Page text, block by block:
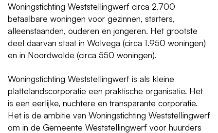
Woningstichting Weststellingwerf circa 2.700
betaalbare woningen voor gezinnen, starters,
alleenstaanden, ouderen en jongeren. Het grootste
deel daarvan staat in Wolvega (circa 1.950 woningen)
en in Noordwolde (circa 550 woningen).
Woningstichting Weststellingwerf is als kleine
plattelandscorporatie een praktische organisatie. Het
is een eerlijke, nuchtere en transparante corporatie.
Het is de ambitie van Woningstichting Weststellingwerf
om in de Gemeente Weststellingwerf voor huurders